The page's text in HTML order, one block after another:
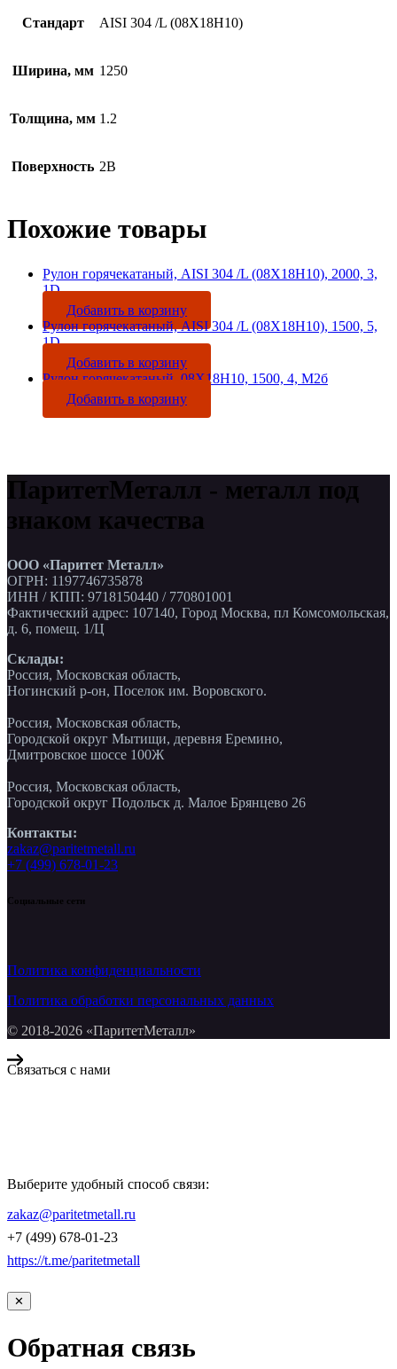
Стандарт AISI 304 /L (08Х18Н10)
Ширина, мм 1250
Толщина, мм 1.2
Поверхность 2B
Похожие товары
Рулон горячекатаный, AISI 304 /L (08Х18Н10), 2000, 3,
1D
Добавить в корзину
Рулон горячекатаный, AISI 304 /L (08Х18Н10), 1500, 5,
1D
Добавить в корзину
Рулон горячекатаный, 08Х18Н10, 1500, 4, М2б
Добавить в корзину
ПаритетМеталл - металл под
знаком качества
ООО «Паритет Металл»
ОГРН: 1197746735878
ИНН / КПП: 9718150440 / 770801001
Фактический адрес: 107140, Город Москва, пл Комсомольская,
д. 6, помещ. 1/Ц
Склады:
Россия, Московская область,
Ногинский р-он, Поселок им. Воровского.
Россия, Московская область,
Городской округ Мытищи, деревня Еремино,
Дмитровское шоссе 100Ж
Россия, Московская область,
Городской округ Подольск д. Малое Брянцево 26
Контакты:
zakaz@paritetmetall.ru
+7 (499) 678-01-23
Социальные сети
Политика конфиденциальности
Политика обработки персональных данных
© 2018-2026 «ПаритетМеталл»
Связаться с нами
Выберите удобный способ связи:
zakaz@paritetmetall.ru
+7 (499) 678-01-23
https://t.me/paritetmetall
✕
Обратная связь